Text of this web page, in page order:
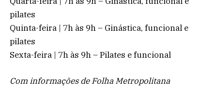
pilates
Quinta-feira | 7h às 9h – Ginástica, funcional e
pilates
Sexta-feira | 7h às 9h – Pilates e funcional
Com informações de Folha Metropolitana